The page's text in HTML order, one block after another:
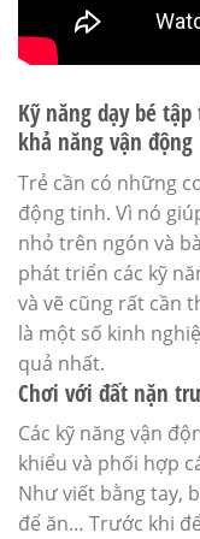
Kỹ năng dạy bé
khả năng vận động
Trẻ cần có những
động tinh. Vì nó
nhỏ trên ngón và
phát triển các kỹ
và vẽ cũng rất cần
là một số kinh
quả nhất.
Chơi với đất nặn
Các kỹ năng vận
khiểu và phối hợp
Như viết bằng tay,
để ăn… Trước khi